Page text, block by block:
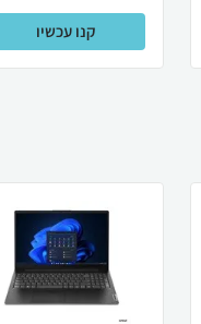
קנו עכשיו